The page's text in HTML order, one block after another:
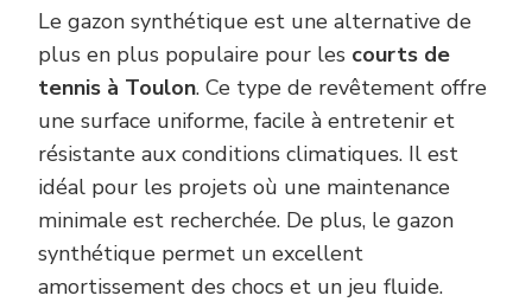
Le gazon synthétique est une alternative de
plus en plus populaire pour les courts de
tennis à Toulon. Ce type de revêtement offre
une surface uniforme, facile à entretenir et
résistante aux conditions climatiques. Il est
idéal pour les projets où une maintenance
minimale est recherchée. De plus, le gazon
synthétique permet un excellent
amortissement des chocs et un jeu fluide.